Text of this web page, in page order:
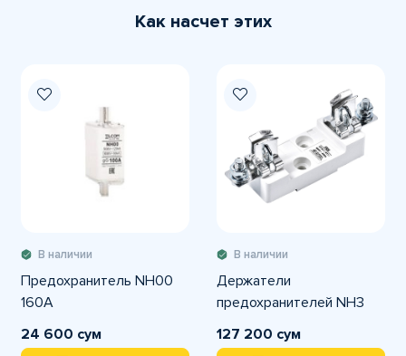
Как насчет этих
В наличии
Предохранитель NH00
160A
24 600 сум
В наличии
Держатели
предохранителей NH3
127 200 сум